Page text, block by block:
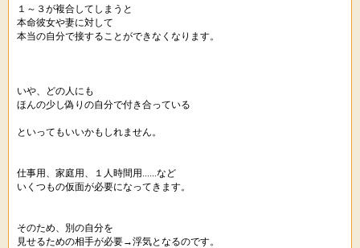
１～３が複合してしまうと
本命彼女や妻に対して
本当の自分で接することができなくなります。
いや、どの人にも
ほんの少し偽りの自分で付き合っている
といってもいいかもしれません。
仕事用、家庭用、１人時間用......など
いくつもの仮面が必要になってきます。
そのため、別の自分を
見せるための相手が必要→浮気となるのです。